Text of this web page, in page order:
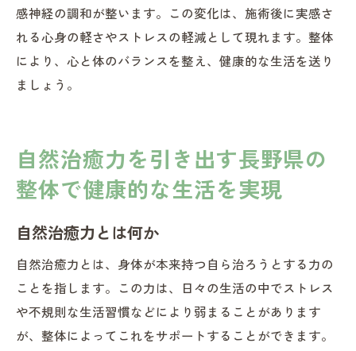
感神経の調和が整います。この変化は、施術後に実感さ
れる心身の軽さやストレスの軽減として現れます。整体
により、心と体のバランスを整え、健康的な生活を送り
ましょう。
自然治癒力を引き出す長野県の
整体で健康的な生活を実現
自然治癒力とは何か
自然治癒力とは、身体が本来持つ自ら治ろうとする力の
ことを指します。この力は、日々の生活の中でストレス
や不規則な生活習慣などにより弱まることがあります
が、整体によってこれをサポートすることができます。